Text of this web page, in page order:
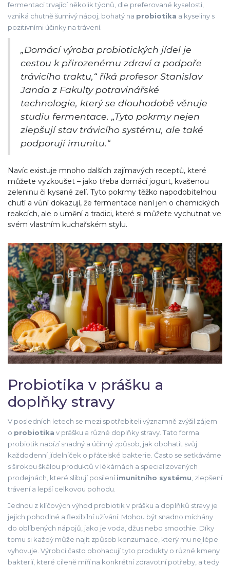
fermentaci trvající několik týdnů, dle preferované kyselosti,
vzniká chutně šumivý nápoj, bohatý na probiotika a kyseliny s
pozitivními účinky na trávení.
„Domácí výroba probiotických jídel je
cestou k přirozenému zdraví a podpoře
trávicího traktu,“ říká profesor Stanislav
Janda z Fakulty potravinářské
technologie, který se dlouhodobě věnuje
studiu fermentace. „Tyto pokrmy nejen
zlepšují stav trávicího systému, ale také
podporují imunitu.“
Navíc existuje mnoho dalších zajímavých receptů, které
můžete vyzkoušet – jako třeba domácí jogurt, kvašenou
zeleninu či kysané zelí. Tyto pokrmy těžko napodobitelnou
chutí a vůní dokazují, že fermentace není jen o chemických
reakcích, ale o umění a tradici, které si můžete vychutnat ve
svém vlastním kuchařském stylu.
Probiotika v prášku a
doplňky stravy
V posledních letech se mezi spotřebiteli významně zvýšil zájem
o probiotika v prášku a různé doplňky stravy. Tato forma
probiotik nabízí snadný a účinný způsob, jak obohatit svůj
každodenní jídelníček o přátelské bakterie. Často se setkáváme
s širokou škálou produktů v lékárnách a specializovaných
prodejnách, které slibují posíleníimunitního systému, zlepšení
trávení a lepší celkovou pohodu.
Jednou z klíčových výhod probiotik v prášku a doplňků stravy je
jejich pohodlné a flexibilní užívání. Mohou být snadno míchány
do oblíbených nápojů, jako je voda, džus nebo smoothie. Díky
tomu si každý může najít způsob konzumace, který mu nejlépe
vyhovuje. Výrobci často obohacují tyto produkty o různé kmeny
bakterií, které cíleně míří na konkrétní zdravotní potřeby, a tedy